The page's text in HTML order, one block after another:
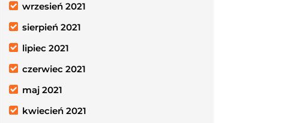
wrzesień 2021
sierpień 2021
lipiec 2021
czerwiec 2021
maj 2021
kwiecień 2021